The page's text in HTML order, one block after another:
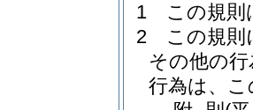
1
この規則
2
この規
その他の
行為は、